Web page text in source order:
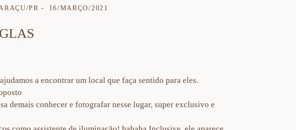
PR 16/MARÇO/2021
a encontrar um local que faça sentido para eles.
demais conhecer e fotografar nesse lugar, super exclusivo e